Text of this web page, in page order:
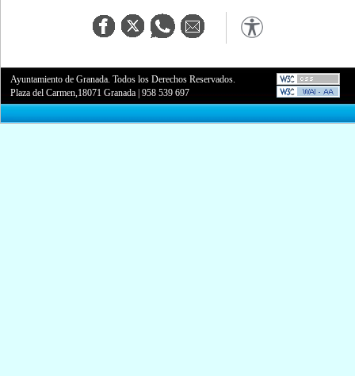
Ayuntamiento de Granada. Todos los Derechos Reservados.
Plaza del Carmen,18071 Granada |958 539 697